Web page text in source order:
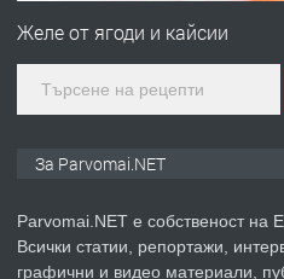
Желе от ягоди и кайсии
За Parvomai.NET
Parvomai.NET е собственост
Всички статии, репортажи,
графични и видео материали,